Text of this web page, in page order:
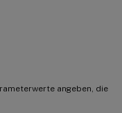
angeben, die